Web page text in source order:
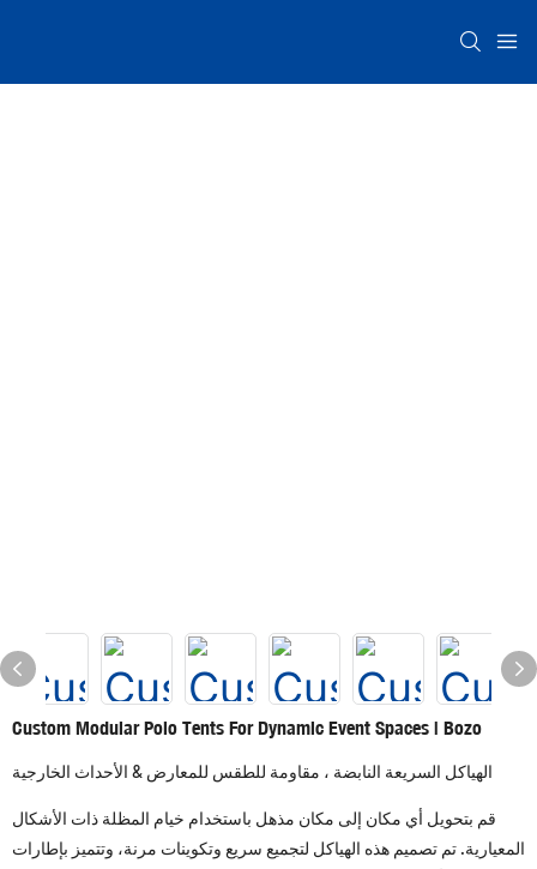
Custom Modular Polo Tents For Dynamic Event Spaces | Bozo
الهياكل السريعة النابضة ، مقاومة للطقس للمعارض & الأحداث الخارجية
قم بتحويل أي مكان إلى مكان مذهل باستخدام خيام المظلة ذات الأشكال
المعيارية. تم تصميم هذه الهياكل لتجميع سريع وتكوينات مرنة، وتتميز بإطارات